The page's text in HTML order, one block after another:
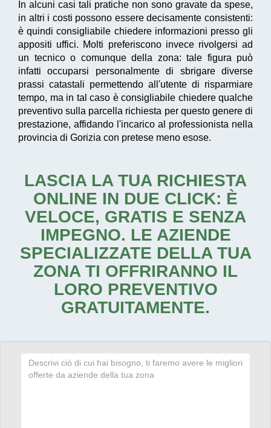
In alcuni casi tali pratiche non sono gravate da spese,
in altri i costi possono essere decisamente consistenti:
è quindi consigliabile chiedere informazioni presso gli
appositi uffici. Molti preferiscono invece rivolgersi ad
un tecnico o comunque della zona: tale figura può
infatti occuparsi personalmente di sbrigare diverse
prassi catastali permettendo all'utente di risparmiare
tempo, ma in tal caso è consigliabile chiedere qualche
preventivo sulla parcella richiesta per questo genere di
prestazione, affidando l'incarico al professionista nella
provincia di Gorizia con pretese meno esose.
LASCIA LA TUA RICHIESTA
ONLINE IN DUE CLICK: È
VELOCE, GRATIS E SENZA
IMPEGNO. LE AZIENDE
SPECIALIZZATE DELLA TUA
ZONA TI OFFRIRANNO IL
LORO PREVENTIVO
GRATUITAMENTE.